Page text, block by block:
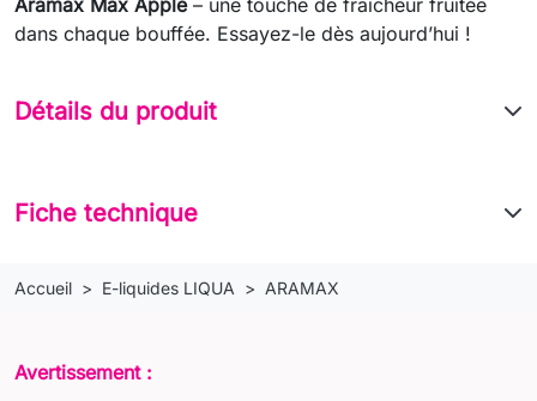
Aramax Max Apple– une touche de fraîcheur fruitée
dans chaque bouffée. Essayez-le dès aujourd’hui !
Détails du produit
Fiche technique
Accueil E-liquides LIQUA ARAMAX
Avertissement :